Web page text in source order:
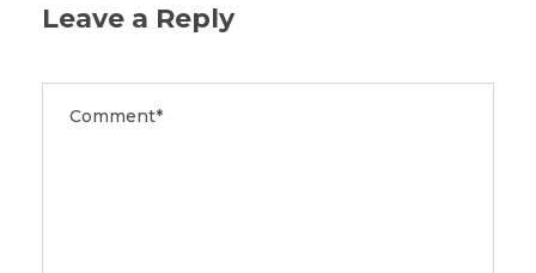
Leave a Reply